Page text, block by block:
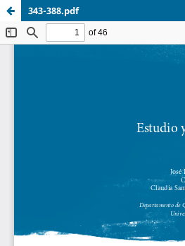
343-388.pdf